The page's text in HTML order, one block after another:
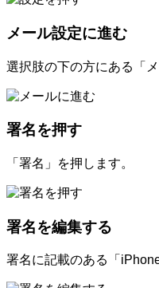
メール設定に進む
選択肢の下の方にある「
署名を押す
「署名」を押します。
署名を編集する
署名に記載のある「